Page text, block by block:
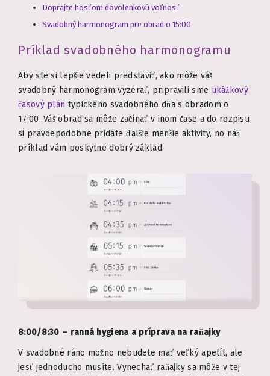
Doprajte hosťom dovolenkovú voľnosť
Svadobný harmonogram pre obrad o 15:00
Príklad svadobného harmonogramu
Aby ste si lepšie vedeli predstaviť, ako môže váš
svadobný harmonogram vyzerať, pripravili sme ukážkový
časový plán typického svadobného dňa s obradom o
17:00. Váš obrad sa môže začínať v inom čase a do rozpisu
si pravdepodobne pridáte ďalšie menšie aktivity, no náš
príklad vám poskytne dobrý základ.
8:00/8:30 – ranná hygiena a príprava na raňajky
V svadobné ráno možno nebudete mať veľký apetít, ale
jesť jednoducho musíte. Vynechať raňajky sa môže v tej